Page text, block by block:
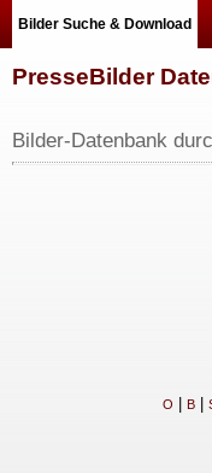
Bilder Suche & Download
PresseBilder
Bilder-Datenbank
O B|